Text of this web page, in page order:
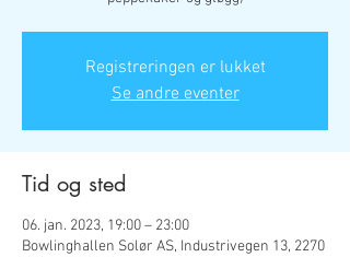
Registreringen er lukket
Se andre eventer
Tid og sted
06. jan. 2023, 19:00 – 23:00
Bowlinghallen Solør AS, Industrivegen 13, 2270